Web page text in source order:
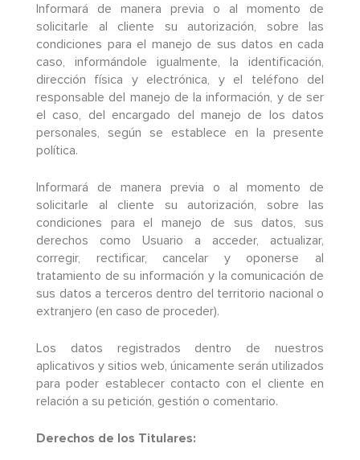
Informará de manera previa o al momento de
solicitarle al cliente su autorización, sobre las
condiciones para el manejo de sus datos en cada
caso, informándole igualmente, la identificación,
dirección física y electrónica, y el teléfono del
responsable del manejo de la información, y de ser
el caso, del encargado del manejo de los datos
personales, según se establece en la presente
política.
Informará de manera previa o al momento de
solicitarle al cliente su autorización, sobre las
condiciones para el manejo de sus datos, sus
derechos como Usuario a acceder, actualizar,
corregir, rectificar, cancelar y oponerse al
tratamiento de su información y la comunicación de
sus datos a terceros dentro del territorio nacional o
extranjero (en caso de proceder).
Los datos registrados dentro de nuestros
aplicativos y sitios web, únicamente serán utilizados
para poder establecer contacto con el cliente en
relación a su petición, gestión o comentario.
Derechos de los Titulares: